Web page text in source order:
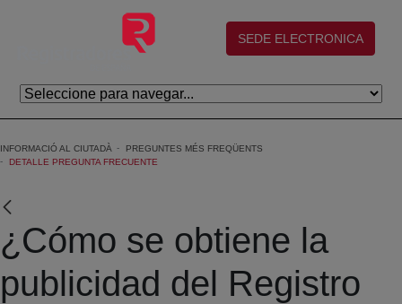
Salta al contingut principal
(abre en nueva ventana)
SEDE ELECTRONICA
INFORMACIÓ AL CIUTADÀ
PREGUNTES MÉS FREQÜENTS
DETALLE PREGUNTA FRECUENTE
¿Cómo se obtiene la
publicidad del Registro